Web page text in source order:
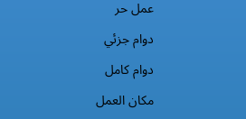
عمل حر
دوام جزئي
دوام كامل
مكان العمل